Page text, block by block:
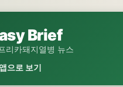
Brief
리카돼지열병 뉴스
으로 보기